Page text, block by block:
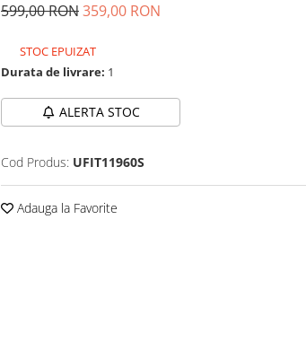
599,00 RON359,00 RON
STOC EPUIZAT
Durata de livrare: 1
ALERTA STOC
Cod Produs: UFIT11960S
Adauga la Favorite